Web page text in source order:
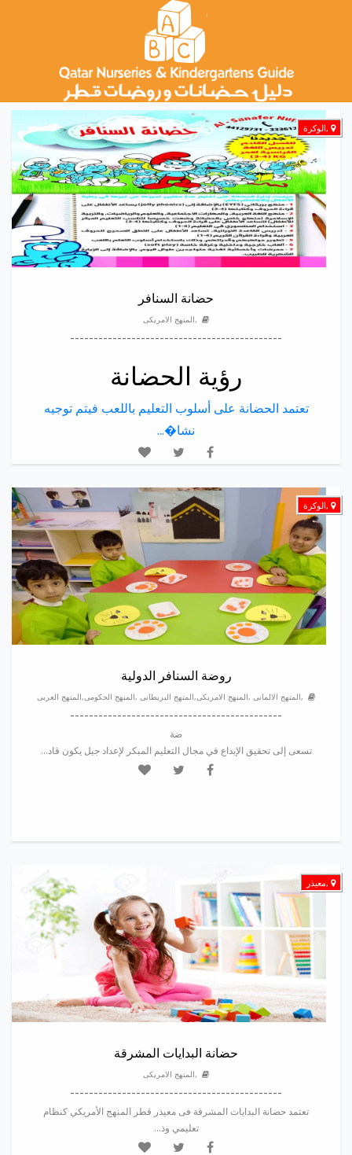
,الوكرة
حضانة السنافر
,المنهج الامريكى
---------------------------------------------
رؤية الحضانة
تعتمد الحضانة على أسلوب التعليم باللعب فيتم توجيه
نشا�...
,الوكرة
روضة السنافر الدولية
,المنهج الالمانى ,المنهج الامريكى,المنهج البريطانى ,المنهج الحكومى,المنهج العربى
---------------------------------------------
ضة
تسعى إلى تحقيق الإبداع في مجال التعليم المبكر لإعداد جيل يكون قاد...
,معيذر
حضانة البدايات المشرقة
,المنهج الامريكى
---------------------------------------------
تعتمد حضانة البدايات المشرقة فى معيذر قطر المنهج الأمريكي كنظام
تعليمي وذ...